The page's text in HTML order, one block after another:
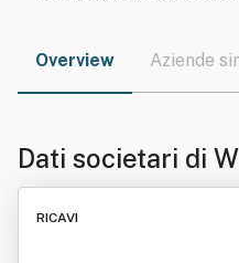
Overview Aziende
Dati societari di
RICAVI